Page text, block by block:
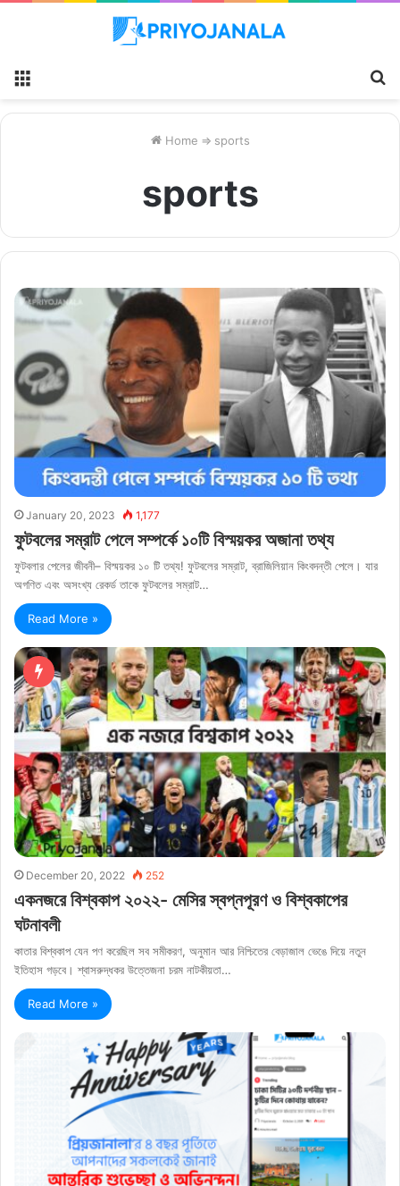
Home ⇒ sports
sports
January 20, 2023 1,177
ফুটবলের সম্রাট পেলে সম্পর্কে ১০টি বিস্ময়কর অজানা তথ্য
ফুটবলার পেলের জীবনী– বিস্ময়কর ১০ টি তথ্য! ফুটবলের সম্রাট, ব্রাজিলিয়ান কিংবদন্তী পেলে। যার
অগণিত এবং অসংখ্য রেকর্ড তাকে ফুটবলের সম্রাট…
Read More »
December 20, 2022 252
একনজরে বিশ্বকাপ ২০২২- মেসির স্বপ্নপূরণ ও বিশ্বকাপের
ঘটনাবলী
কাতার বিশ্বকাপ যেন পণ করেছিল সব সমীকরণ, অনুমান আর নিশ্চিতের বেড়াজাল ভেঙে দিয়ে নতুন
ইতিহাস গড়বে। শ্বাসরুদ্ধকর উত্তেজনা চরম নাটকীয়তা…
Read More »